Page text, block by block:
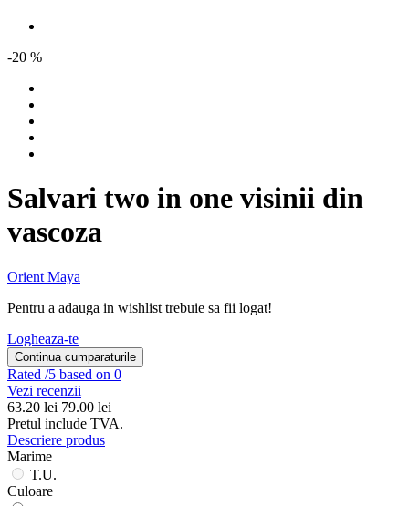
-20 %
Salvari two in one visinii din
vascoza
Orient Maya
Pentru a adauga in wishlist trebuie sa fii logat!
Logheaza-te
Continua cumparaturile
Rated /5 based on 0
Vezi recenzii
63.20 lei 79.00 lei
Pretul include TVA.
Descriere produs
Marime
T.U.
Culoare